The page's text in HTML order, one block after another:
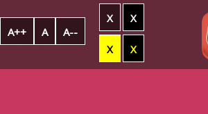
A++ A A--
X X
X X